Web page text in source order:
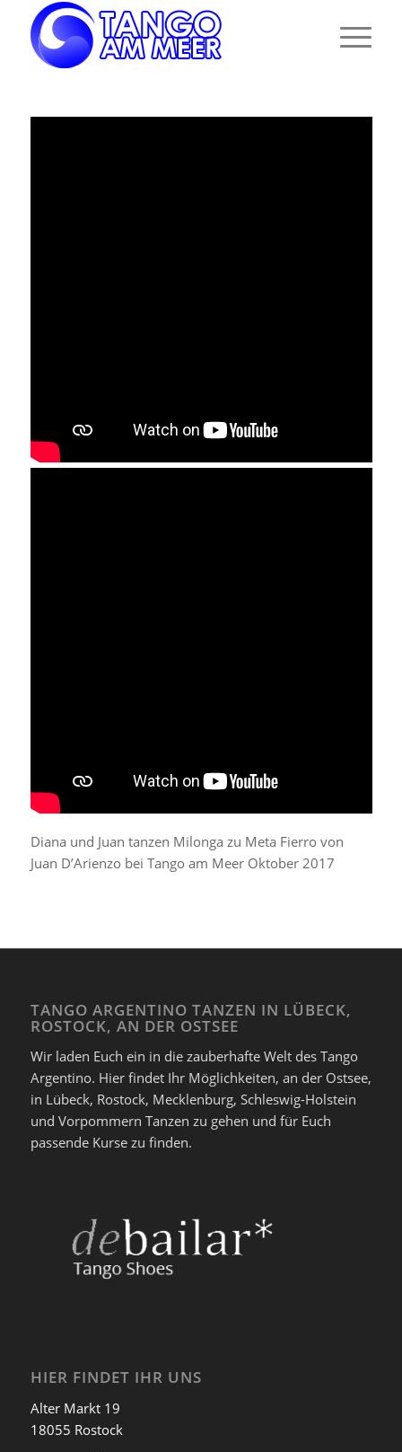
Diana und Juan tanzen Milonga zu Meta Fierro von
Juan D’Arienzo bei Tango am Meer Oktober 2017
TANGO ARGENTINO TANZEN IN LÜBECK,
ROSTOCK, AN DER OSTSEE
Wir laden Euch ein in die zauberhafte Welt des Tango
Argentino. Hier findet Ihr Möglichkeiten, an der Ostsee,
in Lübeck, Rostock, Mecklenburg, Schleswig-Holstein
und Vorpommern Tanzen zu gehen und für Euch
passende Kurse zu finden.
HIER FINDET IHR UNS
Alter Markt 19
18055 Rostock